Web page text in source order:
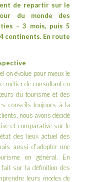
de repartir sur le
du monde des
– 3 mois, puis 5
continents. En route
on évolue pour mieux le
métier de consultant en
du tourisme et des
conseils toujours à la
nous avons décidé
et comparative sur le
des lieux actuel des
aussi d’adopter une
en général. En
sur la définition des
leurs modes de